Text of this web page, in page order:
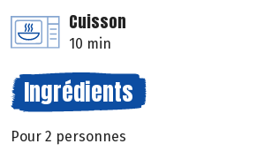
Cuisson
10 min
Ingrédients
Pour 2 personnes